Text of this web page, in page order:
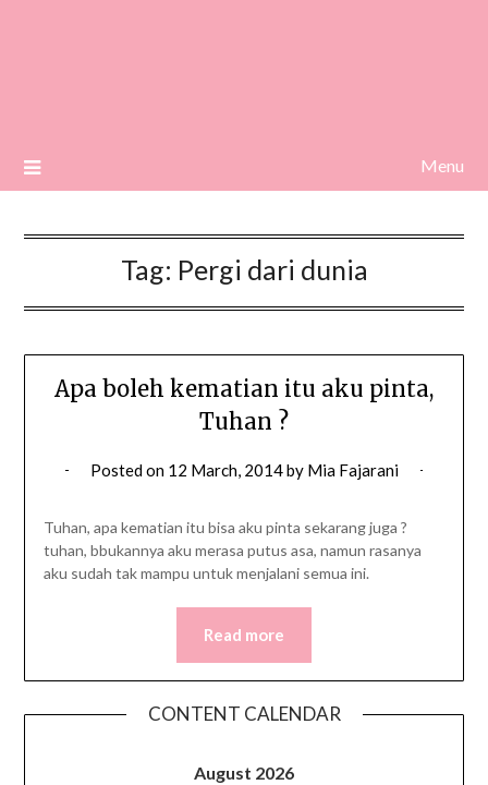
Menu
Tag: Pergi dari dunia
Apa boleh kematian itu aku pinta,
Tuhan ?
Posted on 12 March, 2014by Mia Fajarani
Tuhan, apa kematian itu bisa aku pinta sekarang juga ?
tuhan, bbukannya aku merasa putus asa, namun rasanya
aku sudah tak mampu untuk menjalani semua ini.
Read more
CONTENT CALENDAR
August 2026